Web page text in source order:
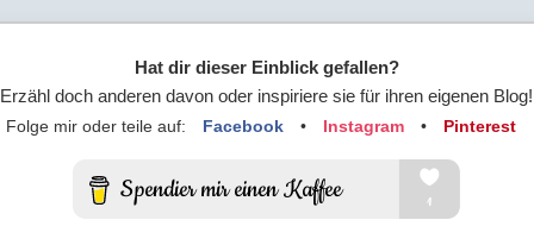
Hat dir dieser Einblick gefallen?
Erzähl doch anderen davon oder inspiriere sie für ihren eigenen Blog!
Folge mir oder teile auf: Facebook • Instagram • Pinterest